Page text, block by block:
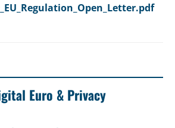
Euro & Privacy